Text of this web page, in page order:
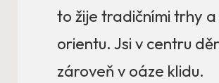
to žije tradičními trhy a
orientu. Jsi v centru
zároveň v oáze klidu.